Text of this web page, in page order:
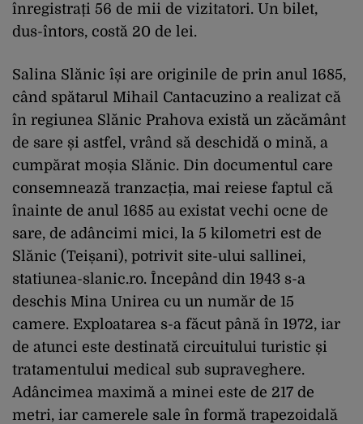
înregistrați 56 de mii de vizitatori. Un bilet,
dus-întors, costă 20 de lei.
Salina Slănic își are originile de prin anul 1685,
când spătarul Mihail Cantacuzino a realizat că
în regiunea Slănic Prahova există un zăcământ
de sare și astfel, vrând să deschidă o mină, a
cumpărat moșia Slănic. Din documentul care
consemnează tranzacția, mai reiese faptul că
înainte de anul 1685 au existat vechi ocne de
sare, de adâncimi mici, la 5 kilometri est de
Slănic (Teișani), potrivit site-ului sallinei,
statiunea-slanic.ro. Începând din 1943 s-a
deschis Mina Unirea cu un număr de 15
camere. Exploatarea s-a făcut până în 1972, iar
de atunci este destinată circuitului turistic și
tratamentului medical sub supraveghere.
Adâncimea maximă a minei este de 217 de
metri, iar camerele sale în formă trapezoidală